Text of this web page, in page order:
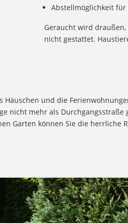
Abstellmöglichkeit für
Geraucht wird
nicht gestattet.
Häuschen und die
nicht mehr als Durchgangsstraße
Garten können Sie die herrliche